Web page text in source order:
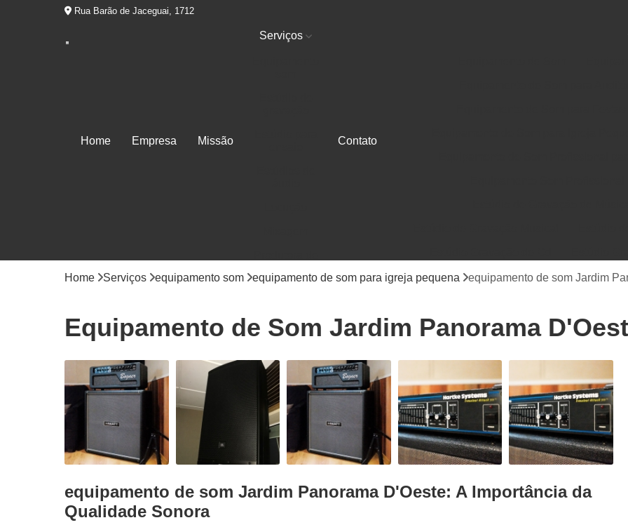
Rua Barão de Jaceguai, 1712
Home Empresa Missão
Serviços
Contato
Gravação de Cd em Estúdio
Gravação
Trilhas Sonoras para Filmes em Estudio
Estúdio Ensaio de Musicas
Estúdio
Estúdio para Ensaio de Bandas
Estúdio para Ensaio Musical
Estúdios para Ensaios Musicais
Sala de Ensaio Musical
Edição de
Home Serviços equipamento som equipamento de som para igreja pequena equipamento de som Jardim
Equipamento de Som Jardim Panorama
equipamento de som Jardim Panorama D'Oeste: A Importância da
Qualidade Sonora